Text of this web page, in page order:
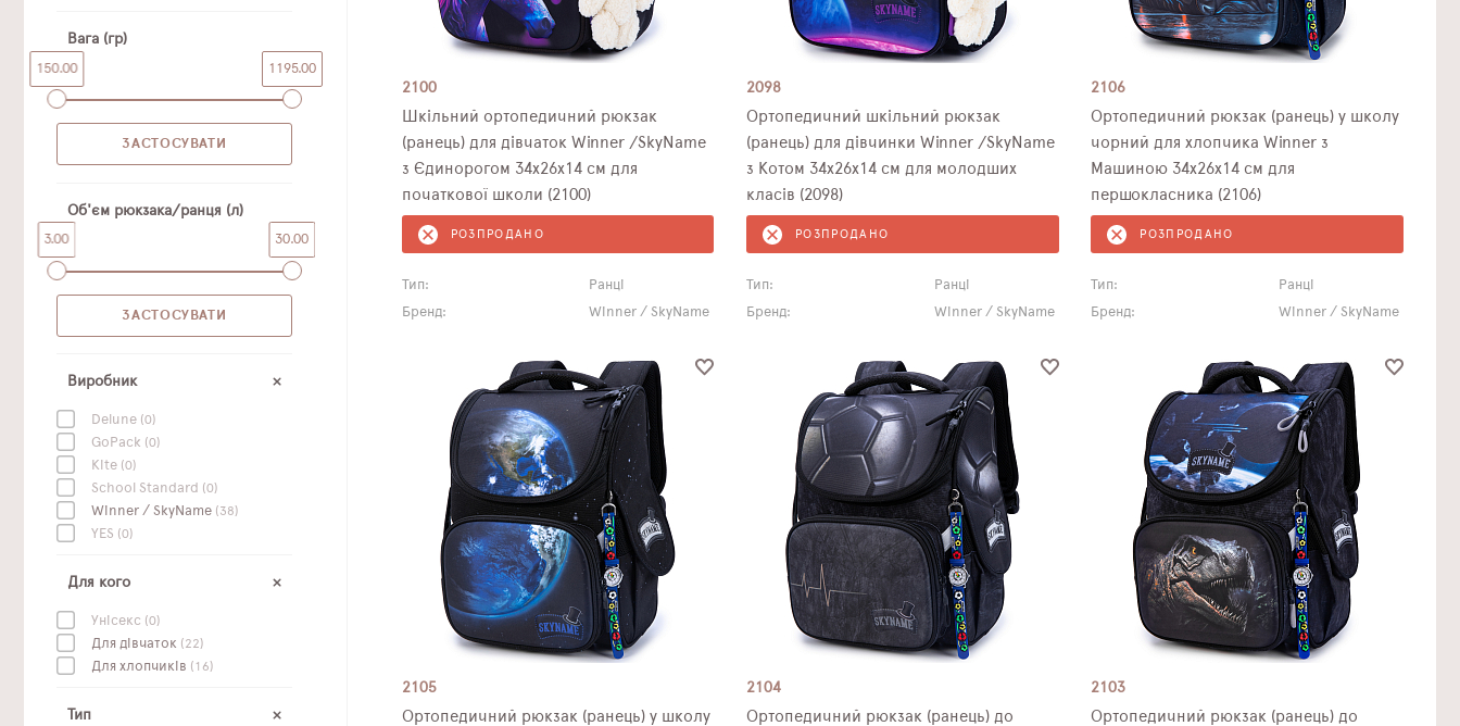
Вага (гр)
150.00 1195.00
Об'єм рюкзака/ранця (л)
3.00 30.00
Виробник
Delune (0)
GoPack (0)
Kite (0)
School Standard (0)
Winner / SkyName (38)
YES (0)
Для кого
Унісекс (0)
Для дівчаток (22)
Для хлопчиків (16)
Тип
2100
Шкільний ортопедичний рюкзак
(ранець) для дівчаток Winner /SkyName
з Єдинорогом 34х26х14 см для
початкової школи (2100)
РОЗПРОДАНО
Тип:
Ранці
Бренд:
Winner / SkyName
2098
Ортопедичний шкільний рюкзак
(ранець) для дівчинки Winner /SkyName
з Котом 34х26х14 см для молодших
класів (2098)
РОЗПРОДАНО
Тип:
Ранці
Бренд:
Winner / SkyName
2106
Ортопедичний рюкзак (ранець) у школу
чорний для хлопчика Winner з
Машиною 34х26х14 см для
першокласника (2106)
РОЗПРОДАНО
Тип:
Ранці
Бренд:
Winner / SkyName
2105
Ортопедичний рюкзак (ранець) у школу
2104
Ортопедичний рюкзак (ранець) до
2103
Ортопедичний рюкзак (ранець) до